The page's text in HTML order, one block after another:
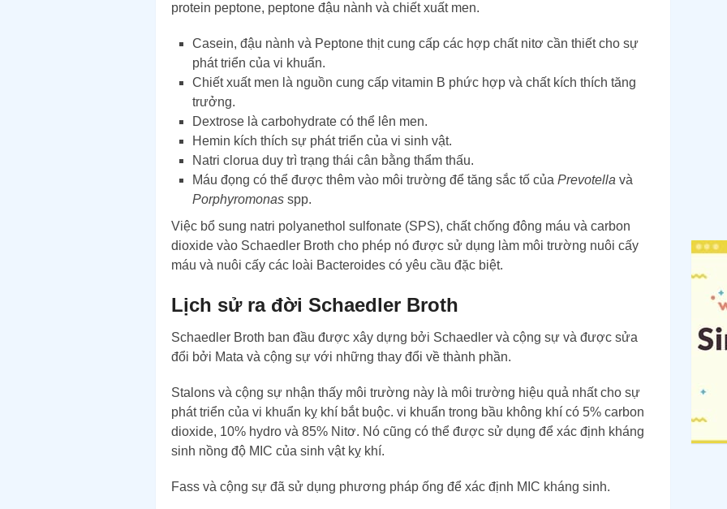
protein peptone, peptone đậu nành và chiết xuất men.
Casein, đậu nành và Peptone thịt cung cấp các hợp chất nitơ cần thiết cho sự
phát triển của vi khuẩn.
Chiết xuất men là nguồn cung cấp vitamin B phức hợp và chất kích thích tăng
trưởng.
Dextrose là carbohydrate có thể lên men.
Hemin kích thích sự phát triển của vi sinh vật.
Natri clorua duy trì trạng thái cân bằng thẩm thấu.
Máu đọng có thể được thêm vào môi trường để tăng sắc tố của Prevotella và
Porphyromonasspp.
Việc bổ sung natri polyanethol sulfonate (SPS), chất chống đông máu và carbon
dioxide vào Schaedler Broth cho phép nó được sử dụng làm môi trường nuôi cấy
máu và nuôi cấy các loài Bacteroides có yêu cầu đặc biệt.
Lịch sử ra đời Schaedler Broth
Schaedler Broth ban đầu được xây dựng bởi Schaedler và cộng sự và được sửa
đổi bởi Mata và cộng sự với những thay đổi về thành phần.
Stalons và cộng sự nhận thấy môi trường này là môi trường hiệu quả nhất cho sự
phát triển của vi khuẩn kỵ khí bắt buộc. vi khuẩn trong bầu không khí có 5% carbon
dioxide, 10% hydro và 85% Nitơ. Nó cũng có thể được sử dụng để xác định kháng
sinh nồng độ MIC của sinh vật kỵ khí.
Fass và cộng sự đã sử dụng phương pháp ống để xác định MIC kháng sinh.